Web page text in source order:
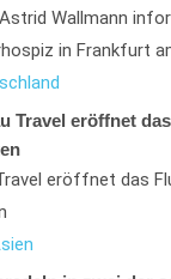
Wallmann
in Frankfurt
Travel eröffnet
eröffnet das